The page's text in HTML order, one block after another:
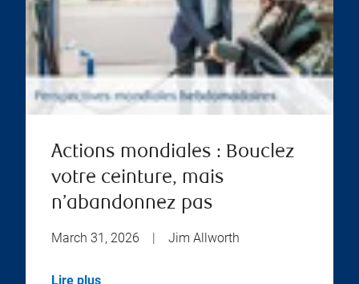
Actions mondiales : Bouclez
votre ceinture, mais
n’abandonnez pas
March 31, 2026 | Jim Allworth
Lire plus